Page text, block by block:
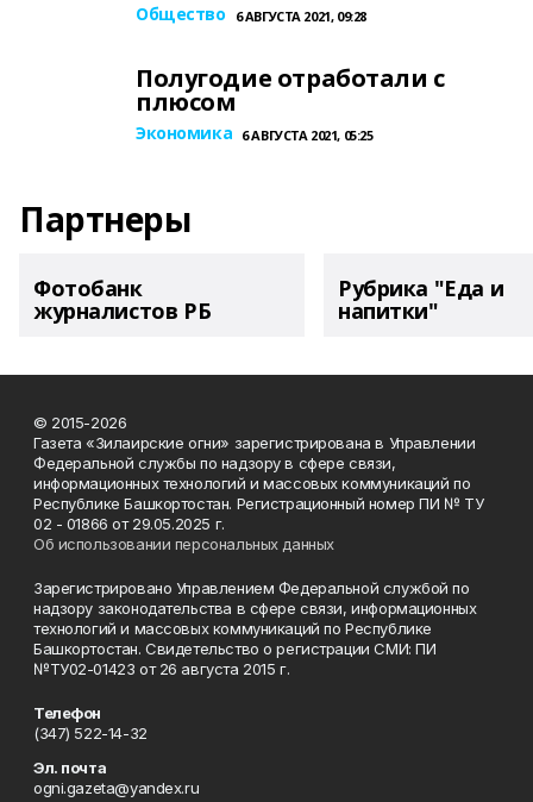
Общество 6 АВГУСТА 2021, 09:28
Полугодие отработали с
плюсом
Экономика 6 АВГУСТА 2021, 05:25
Партнеры
Фотобанк
журналистов РБ
Рубрика "Еда и
напитки"
© 2015-2026
Газета «Зилаирские огни» зарегистрирована в Управлении
Федеральной службы по надзору в сфере связи,
информационных технологий и массовых коммуникаций по
Республике Башкортостан. Регистрационный номер ПИ № ТУ
02 - 01866 от 29.05.2025 г.
Об использовании персональных данных
Зарегистрировано Управлением Федеральной службой по
надзору законодательства в сфере связи, информационных
технологий и массовых коммуникаций по Республике
Башкортостан. Свидетельство о регистрации СМИ: ПИ
№ТУ02-01423 от 26 августа 2015 г.
Телефон
(347) 522-14-32
Эл. почта
ogni.gazeta@yandex.ru